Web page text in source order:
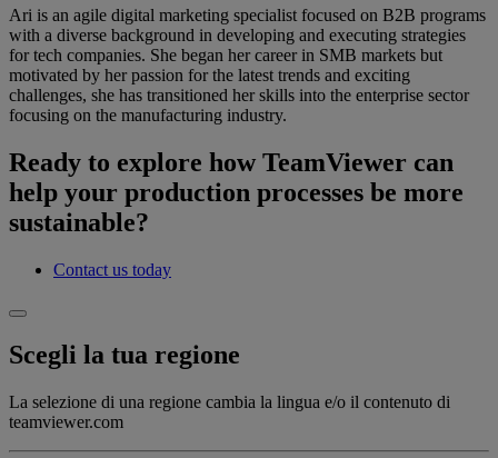
Ari is an agile digital marketing specialist focused on B2B programs
with a diverse background in developing and executing strategies
for tech companies. She began her career in SMB markets but
motivated by her passion for the latest trends and exciting
challenges, she has transitioned her skills into the enterprise sector
focusing on the manufacturing industry.
Ready to explore how TeamViewer can
help your production processes be more
sustainable?
Contact us today
Scegli la tua regione
La selezione di una regione cambia la lingua e/o il contenuto di
teamviewer.com